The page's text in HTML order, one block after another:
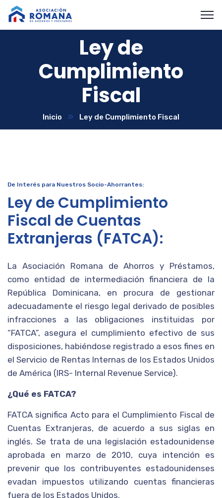
Ley de
Cumplimiento
Fiscal
Inicio Ley de Cumplimiento Fiscal
De Interés para Nuestros Socio-Ahorrantes:
Ley de Cumplimiento
Fiscal de Cuentas
Extranjeras (FATCA):
La Asociación Romana de Ahorros y Préstamos,
como entidad de intermediación financiera de la
República Dominicana, en procura de gestionar
adecuadamente el riesgo legal derivado de posibles
infracciones a las obligaciones instituidas por
“FATCA”, asegura el cumplimiento efectivo de sus
disposiciones, habiéndose registrado a esos fines en
el Servicio de Rentas Internas de los Estados Unidos
de América (IRS- Internal Revenue Service).
¿Qué es FATCA?
FATCA significa Acto para el Cumplimiento Fiscal de
Cuentas Extranjeras, de acuerdo a sus siglas en
inglés. Se trata de una legislación estadounidense
aprobada en marzo de 2010, cuya intención es
prevenir que los contribuyentes estadounidenses
evadan impuestos utilizando cuentas financieras
fuera de los Estados Unidos.